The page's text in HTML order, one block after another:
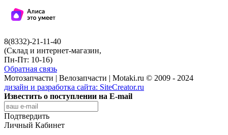
8(8332)-21-11-40
(Склад и интернет-магазин,
Пн-Пт: 10-16)
Обратная связь
Мотозапчасти | Велозапчасти | Motaki.ru © 2009 - 2024
дизайн и разработка сайта: SiteCreator.ru
Известить о поступлении на E-mail
Подтвердить
Личный Кабинет